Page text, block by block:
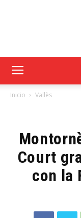
Inicio Vallès
Court
con la